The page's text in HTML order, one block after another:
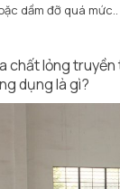
dầm đỡ quá mức..
chất lỏng truyền
dụng là gì?